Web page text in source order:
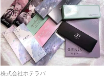
株式会社ホテラバ